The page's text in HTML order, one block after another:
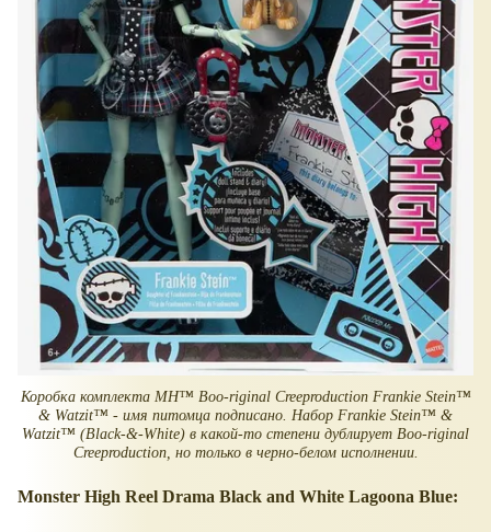
Коробка комплекта MH™ Boo-riginal Creeproduction Frankie Stein™
& Watzit™ - имя питомца подписано. Набор Frankie Stein™ &
Watzit™ (Black-&-White) в какой-то степени дублирует Boo-riginal
Creeproduction, но только в черно-белом исполнении.
Monster High Reel Drama Black and White Lagoona Blue: